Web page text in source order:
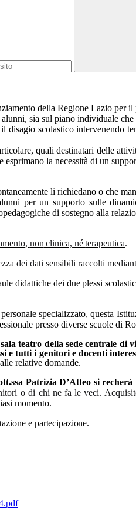
della Regione Lazio
sia sul piano individuale
il disagio scolastico intervenendo
quali destinatari delle
esprimano la necessità di un
li richiedano o che
per un supporto sulle
di sostegno alla
non clinica, né terapeutica.
dei dati sensibili raccolti
didattiche dei due plessi
specializzato, questa
presso diverse scuole di
teatro della sede centrale
e tutti i genitori e docenti
relative domande.
Patrizia D’Atteo si
o di chi ne fa le veci.
momento.
e partecipazione.